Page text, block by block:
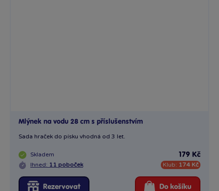
Mlýnek na vodu 28 cm s příslušenstvím
Sada hraček do písku vhodná od 3 let.
Skladem
Ihned: 11 poboček
179 Kč
Klub: 174 Kč
Rezervovat Do košíku